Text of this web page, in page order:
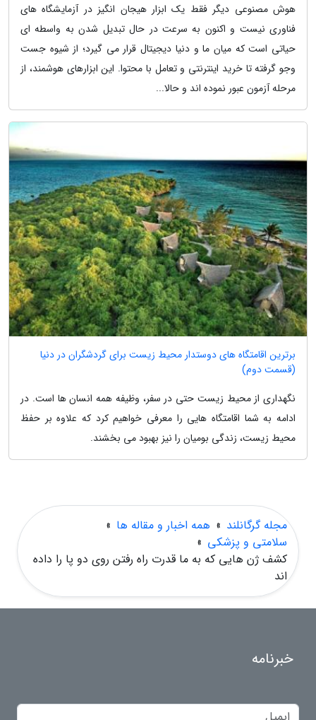
هوش مصنوعی دیگر فقط یک ابزار هیجان انگیز در آزمایشگاه های
فناوری نیست و اکنون به سرعت در حال تبدیل شدن به واسطه ای
حیاتی است که میان ما و دنیا دیجیتال قرار می گیرد؛ از شیوه جست
وجو گرفته تا خرید اینترنتی و تعامل با محتوا. این ابزارهای هوشمند، از
مرحله آزمون عبور نموده اند و حالا...
برترین اقامتگاه های دوستدار محیط زیست برای گردشگران در دنیا
(قسمت دوم)
نگهداری از محیط زیست حتی در سفر، وظیفه همه انسان ها است. در
ادامه به شما اقامتگاه هایی را معرفی خواهیم کرد که علاوه بر حفظ
محیط زیست، زندگی بومیان را نیز بهبود می بخشند.
مجله گرگانلند » همه اخبار و مقاله ها »
سلامتی و پزشکی »
کشف ژن هایی که به ما قدرت راه رفتن روی دو پا را داده
اند
خبرنامه